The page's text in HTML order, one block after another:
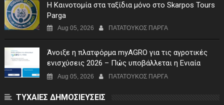
Η Καινοτομία στα ταξίδια μόνο στο Skarpos Tours
Parga
Aug 05, 2026 ΠΑΤΑΤΟΥΚΟΣ ΠΑΡΓΑ
Άνοιξε η πλατφόρμα myAGRO για τις αγροτικές
ενισχύσεις 2026 – Πώς υποβάλλεται η Ενιαία
Αίτηση Ενίσχυσης
Aug 05, 2026 ΠΑΤΑΤΟΥΚΟΣ ΠΑΡΓΑ
ΤΥΧΑΙΕΣ ΔΗΜΟΣΙΕΥΣΕΙΣ